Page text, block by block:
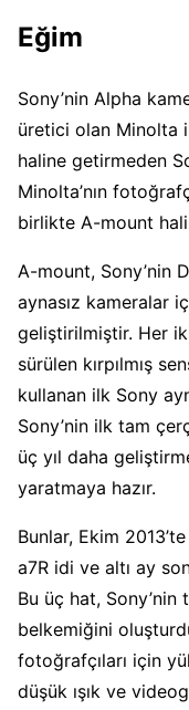
Eğim
Sony’nin Alpha
üretici olan Minolta
haline getirmeden
Minolta’nın
birlikte A-mount
A-mount, Sony’nin
aynasız kameralar
geliştirilmiştir. Her
sürülen kırpılmış
kullanan ilk Sony
Sony’nin ilk tam
üç yıl daha
yaratmaya hazır.
Bunlar, Ekim
a7R idi ve altı ay
Bu üç hat,
belkemiğini
fotoğrafçıları için
düşük ışık ve